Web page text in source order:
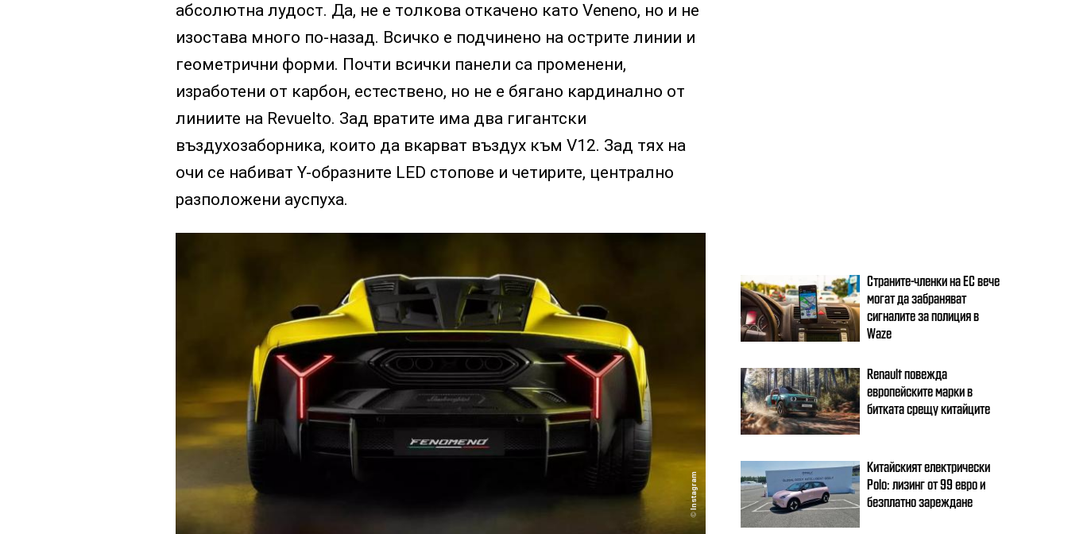
абсолютна лудост. Да, не е толкова откачено като Veneno, но и не
изостава много по-назад. Всичко е подчинено на острите линии и
геометрични форми. Почти всички панели са променени,
изработени от карбон, естествено, но не е бягано кардинално от
линиите на Revuelto. Зад вратите има два гигантски
въздухозаборника, които да вкарват въздух към V12. Зад тях на
очи се набиват Y-образните LED стопове и четирите, централно
разположени ауспуха.
Instagram
Страните-членки на ЕС вече
могат да забраняват
сигналите за полиция в
Waze
Renault повежда
европейските марки в
битката срещу китайците
Китайският електрически
Polo: лизинг от 99 евро и
безплатно зареждане